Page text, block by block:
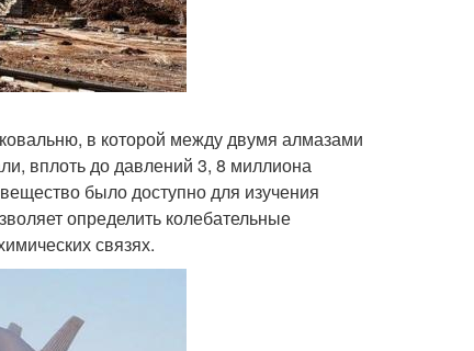
в которой между двумя алмазами
вплоть до давлений 3, 8 миллиона
было доступно для изучения
определить колебательные
связях.